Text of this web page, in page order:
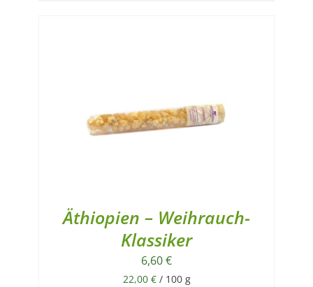
Äthiopien – Weihrauch-
Klassiker
6,60€
22,00 €/ 100 g